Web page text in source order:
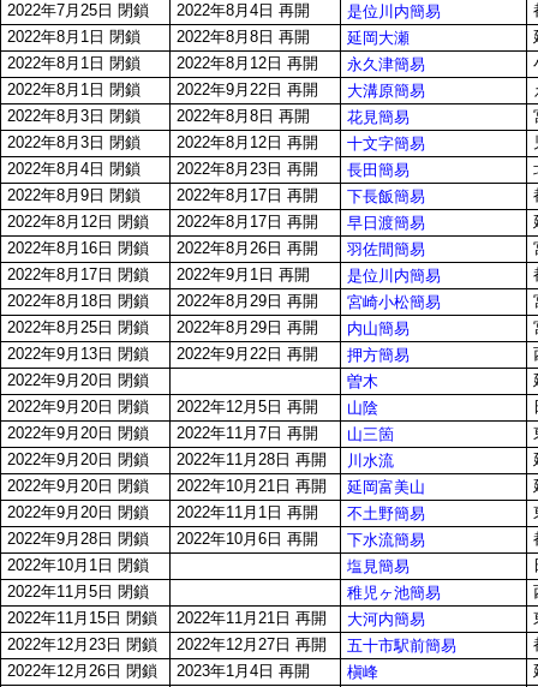
2022年7月25日 閉鎖
2022年8月4日 再開 是位川内簡易
2022年8月1日 閉鎖
2022年8月8日 再開 延岡大瀬
2022年8月1日 閉鎖
2022年8月12日 再開 永久津簡易
2022年8月1日 閉鎖
2022年9月22日 再開 大溝原簡易
2022年8月3日 閉鎖
2022年8月8日 再開 花見簡易
2022年8月3日 閉鎖
2022年8月12日 再開 十文字簡易
2022年8月4日 閉鎖
2022年8月23日 再開 長田簡易
2022年8月9日 閉鎖
2022年8月17日 再開 下長飯簡易
2022年8月12日 閉鎖
2022年8月17日 再開 早日渡簡易
2022年8月16日 閉鎖
2022年8月26日 再開 羽佐間簡易
2022年8月17日 閉鎖
2022年9月1日 再開 是位川内簡易
2022年8月18日 閉鎖
2022年8月29日 再開 宮崎小松簡易
2022年8月25日 閉鎖
2022年8月29日 再開 内山簡易
2022年9月13日 閉鎖
2022年9月22日 再開 押方簡易
2022年9月20日 閉鎖
曽木
2022年9月20日 閉鎖
2022年12月5日 再開 山陰
2022年9月20日 閉鎖
2022年11月7日 再開 山三箇
2022年9月20日 閉鎖
2022年11月28日 再開 川水流
2022年9月20日 閉鎖
2022年10月21日 再開 延岡富美山
2022年9月20日 閉鎖
2022年11月1日 再開 不土野簡易
2022年9月28日 閉鎖
2022年10月6日 再開 下水流簡易
2022年10月1日 閉鎖
塩見簡易
2022年11月5日 閉鎖
稚児ヶ池簡易
2022年11月15日 閉鎖
2022年11月21日 再開 大河内簡易
2022年12月23日 閉鎖
2022年12月27日 再開 五十市駅前簡易
2022年12月26日 閉鎖
2023年1月4日 再開 槇峰